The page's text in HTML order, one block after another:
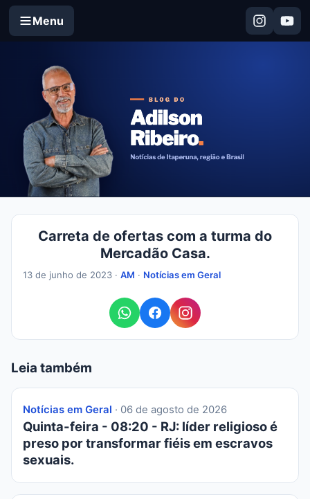
Menu
Carreta de ofertas com a turma do
Mercadão Casa.
13 de junho de 2023 · AM · Notícias em Geral
Leia também
Notícias em Geral · 06 de agosto de 2026
Quinta-feira - 08:20 - RJ: líder religioso é
preso por transformar fiéis em escravos
sexuais.